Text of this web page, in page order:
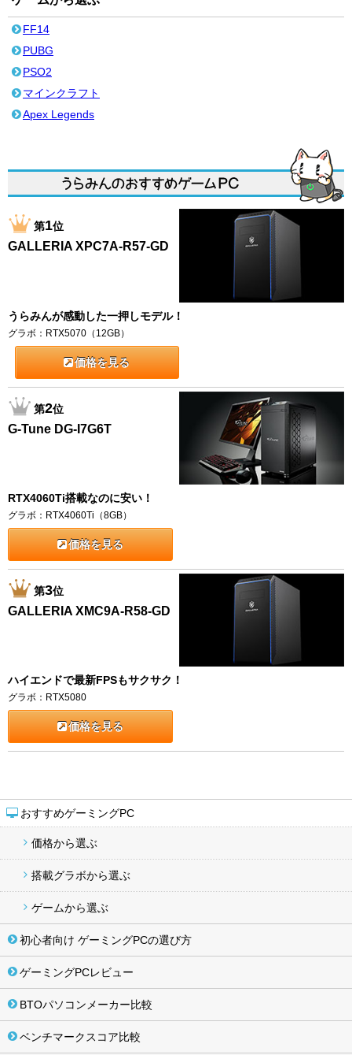
おすすめゲーミングPC
価格から選ぶ
搭載グラボから選ぶ
ゲームから選ぶ
初心者向け ゲーミングPCの選び方
ゲーミングPCレビュー
BTOパソコンメーカー比較
ベンチマークスコア比較
FF14
PUBG
PSO2
マインクラフト
Apex Legends
第1位
GALLERIA XPC7A-R57-GD
うらみんが感動した一押しモデル！
グラボ：RTX5070（12GB）
価格を見る
第2位
G-Tune DG-I7G6T
RTX4060Ti搭載なのに安い！
グラボ：RTX4060Ti（8GB）
価格を見る
第3位
GALLERIA XMC9A-R58-GD
ハイエンドで最新FPSもサクサク！
グラボ：RTX5080
価格を見る